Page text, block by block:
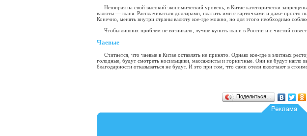
Невзирая на свой высокий экономический уровень, в Китае категорически
валюты — юаня. Расплачиваться долларами, платить ими с карточками и даже просто
Конечно, менять внутри страны валюту кое-где можно, но для этого необходимо
Чтобы лишних проблем не возникало, лучше купить юани в России и с чистой
Чаевые
Считается, что чаевые в Китае оставлять не принято. Однако кое-где в элитных
голодные, будут смотреть носильщики, массажисты и горничные. Они не будут нагло
благодарности отказываться не будут. И это при том, что сами отели включают в
Поделиться…